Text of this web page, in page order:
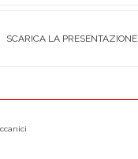
SCARICA LA PRESENTAZIONE